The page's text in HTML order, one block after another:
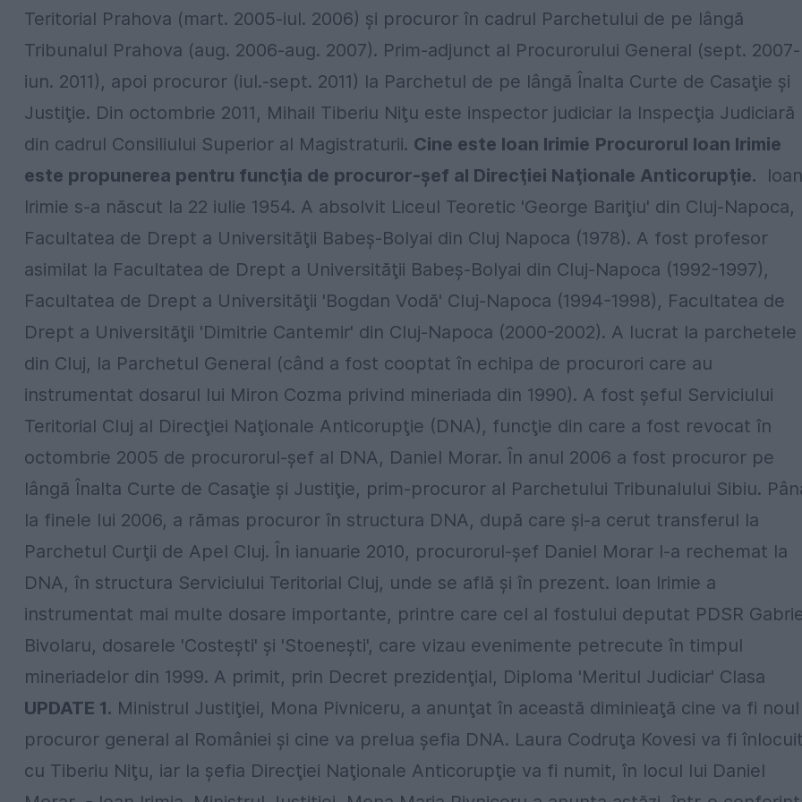
Teritorial Prahova (mart. 2005-iul. 2006) şi procuror în cadrul Parchetului de pe lângă
Tribunalul Prahova (aug. 2006-aug. 2007). Prim-adjunct al Procurorului General (sept. 2007-
iun. 2011), apoi procuror (iul.-sept. 2011) la Parchetul de pe lângă Înalta Curte de Casaţie şi
Justiţie. Din octombrie 2011, Mihail Tiberiu Niţu este inspector judiciar la Inspecţia Judiciară
din cadrul Consiliului Superior al Magistraturii. Cine este Ioan Irimie Procurorul Ioan Irimie
este propunerea pentru funcţia de procuror-şef al Direcţiei Naţionale Anticorupţie. Ioan
Irimie s-a născut la 22 iulie 1954. A absolvit Liceul Teoretic 'George Bariţiu' din Cluj-Napoca,
Facultatea de Drept a Universităţii Babeş-Bolyai din Cluj Napoca (1978). A fost profesor
asimilat la Facultatea de Drept a Universităţii Babeş-Bolyai din Cluj-Napoca (1992-1997),
Facultatea de Drept a Universităţii 'Bogdan Vodă' Cluj-Napoca (1994-1998), Facultatea de
Drept a Universităţii 'Dimitrie Cantemir' din Cluj-Napoca (2000-2002). A lucrat la parchetele
din Cluj, la Parchetul General (când a fost cooptat în echipa de procurori care au
instrumentat dosarul lui Miron Cozma privind mineriada din 1990). A fost şeful Serviciului
Teritorial Cluj al Direcţiei Naţionale Anticorupţie (DNA), funcţie din care a fost revocat în
octombrie 2005 de procurorul-şef al DNA, Daniel Morar. În anul 2006 a fost procuror pe
lângă Înalta Curte de Casaţie şi Justiţie, prim-procuror al Parchetului Tribunalului Sibiu.
la finele lui 2006, a rămas procuror în structura DNA, după care şi-a cerut transferul la
Parchetul Curţii de Apel Cluj. În ianuarie 2010, procurorul-şef Daniel Morar l-a rechemat la
DNA, în structura Serviciului Teritorial Cluj, unde se află şi în prezent. Ioan Irimie a
instrumentat mai multe dosare importante, printre care cel al fostului deputat PDSR
Bivolaru, dosarele 'Costeşti' şi 'Stoeneşti', care vizau evenimente petrecute în timpul
mineriadelor din 1999. A primit, prin Decret prezidenţial, Diploma 'Meritul Judiciar' Clasa
UPDATE 1. Ministrul Justiţiei, Mona Pivniceru, a anunţat în această diminieaţă cine va fi noul
procuror general al României şi cine va prelua şefia DNA. Laura Codruţa Kovesi va fi
cu Tiberiu Niţu, iar la şefia Direcţiei Naţionale Anticorupţie va fi numit, în locul lui Daniel